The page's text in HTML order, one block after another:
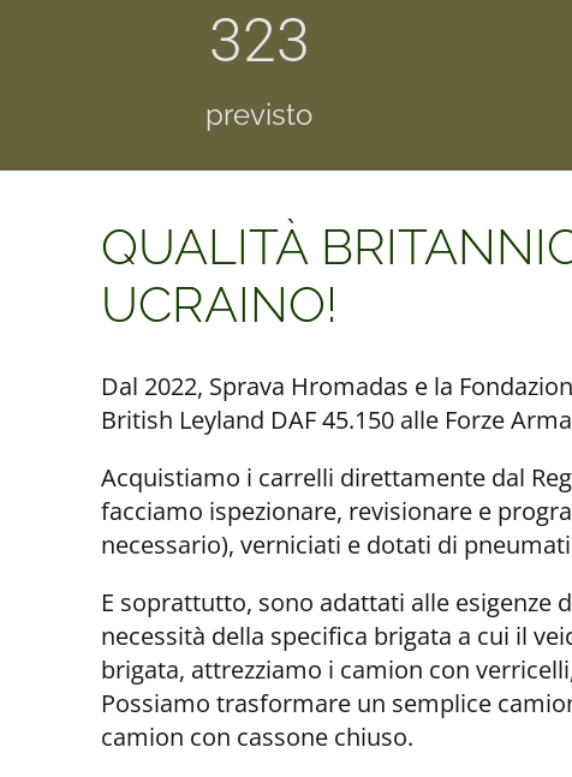
323
previsto
QUALITÀ
UCRAINO!
Dal 2022, Sprava Hromadas e la
British Leyland DAF 45.150 alle Forze
Acquistiamo i carrelli direttamente dal
facciamo ispezionare, revisionare e
necessario), verniciati e dotati di
E soprattutto, sono adattati alle esigenze
necessità della specifica brigata a cui il
brigata, attrezziamo i camion con
Possiamo trasformare un semplice
camion con cassone chiuso.